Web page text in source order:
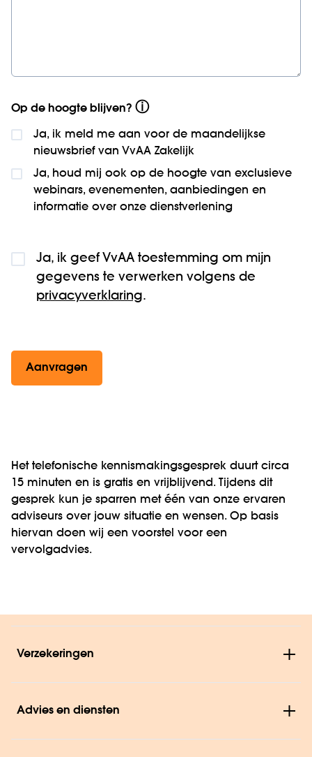
Op de hoogte blijven? ⓘ
Ja, ik meld me aan voor de maandelijkse
nieuws­brief van VvAA Zakelijk
Ja, houd mij ook op de hoogte van exclusieve
webinars, evenementen, aanbiedingen en
informatie over onze dienstverlening
Ja, ik geef VvAA toestemming om mijn
gegevens te verwerken volgens de
privacyverklaring.
Aanvragen
Het telefonische kennismakingsgesprek duurt circa
15 minuten en is gratis en vrijblijvend. Tijdens dit
gesprek kun je sparren met één van onze ervaren
adviseurs over jouw situatie en wensen. Op basis
hiervan doen wij een voorstel voor een
vervolgadvies.
Verzekeringen
Advies en diensten